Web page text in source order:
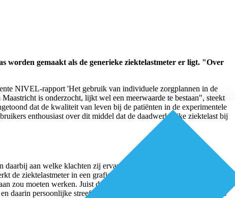
worden gemaakt als de generieke ziektelastmeter er ligt. "Over
NIVEL-rapport 'Het gebruik van individuele zorgplannen in de
is onderzocht, lijkt wel een meerwaarde te bestaan", steekt
dat de kwaliteit van leven bij de patiënten in de experimentele
enthousiast over dit middel dat de daadwerkelijke ziektelast bij
aan welke klachten zij ervaren en hoeveel ze bewegen. De
de ziektelastmeter in een grafiek met ballonnen. Groene ballonnen
zou moeten werken. Juist door dit visuele aspect is het voor
daarin persoonlijke streefdoelen op te nemen." Het komt er volgens